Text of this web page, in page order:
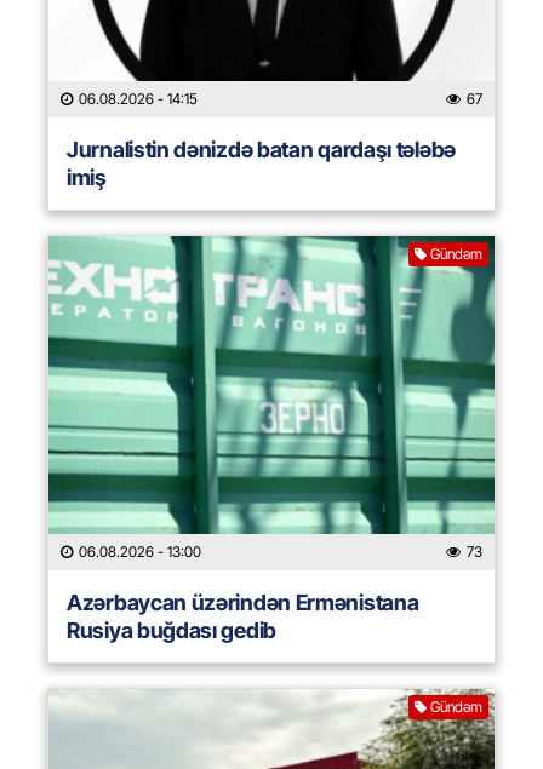
06.08.2026 - 14:15 67
Jurnalistin dənizdə batan qardaşı tələbə
imiş
Gündəm
06.08.2026 - 13:00 73
Azərbaycan üzərindən Ermənistana
Rusiya buğdası gedib
Gündəm